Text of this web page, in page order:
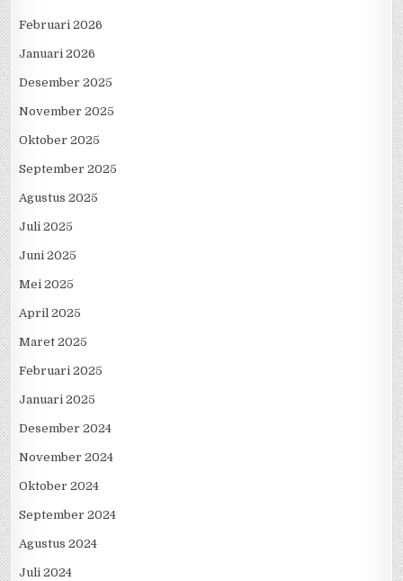
Februari 2026
Januari 2026
Desember 2025
November 2025
Oktober 2025
September 2025
Agustus 2025
Juli 2025
Juni 2025
Mei 2025
April 2025
Maret 2025
Februari 2025
Januari 2025
Desember 2024
November 2024
Oktober 2024
September 2024
Agustus 2024
Juli 2024